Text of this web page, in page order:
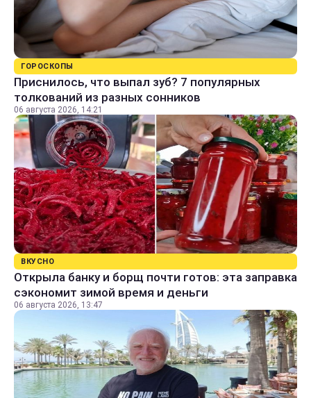
ГОРОСКОПЫ
Приснилось, что выпал зуб? 7 популярных
толкований из разных сонников
06 августа 2026, 14:21
ВКУСНО
Открыла банку и борщ почти готов: эта заправка
сэкономит зимой время и деньги
06 августа 2026, 13:47